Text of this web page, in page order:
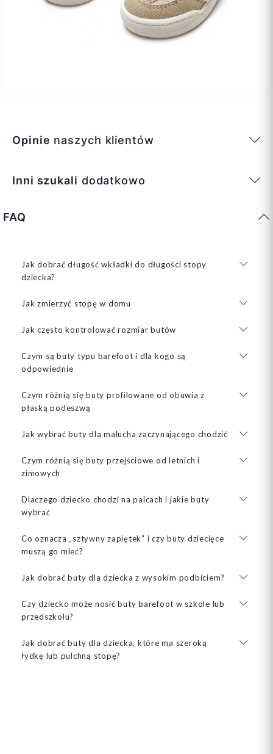
Opinie naszych klientów
Inni szukali dodatkowo
FAQ
Jak dobrać długość wkładki do długości stopy
dziecka?
Jak zmierzyć stopę w domu
Jak często kontrolować rozmiar butów
Czym są buty typu barefoot i dla kogo są
odpowiednie
Czym różnią się buty profilowane od obuwia z
płaską podeszwą
Jak wybrać buty dla malucha zaczynającego chodzić
Czym różnią się buty przejściowe od letnich i
zimowych
Dlaczego dziecko chodzi na palcach i jakie buty
wybrać
Co oznacza „sztywny zapiętek” i czy buty dziecięce
muszą go mieć?
Jak dobrać buty dla dziecka z wysokim podbiciem?
Czy dziecko może nosić buty barefoot w szkole lub
przedszkolu?
Jak dobrać buty dla dziecka, które ma szeroką
łydkę lub pulchną stopę?